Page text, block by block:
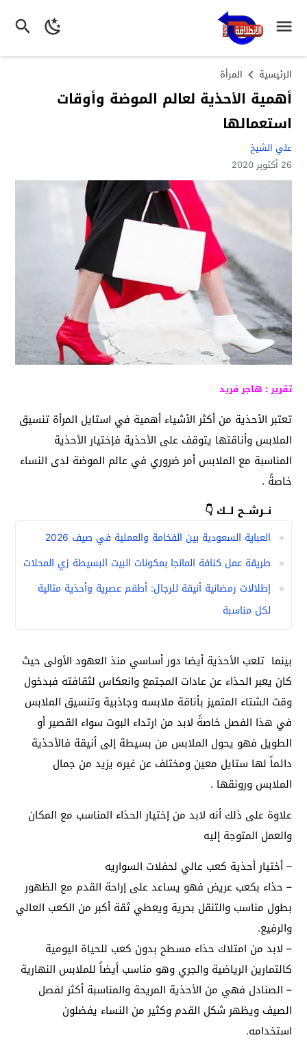
الرئيسية المرأة
أهمية الأحذية لعالم الموضة وأوقات
استعمالها
علي الشيخ
26 أكتوبر 2020
تقرير : هاجر فريد
تعتبر الأحذية من أكثر الأشياء أهمية في استايل المرأة تنسيق
الملابس وأناقتها يتوقف على الأحذية فإختيار الأحذية
المناسبة مع الملابس أمر ضروري في عالم الموضة لدى النساء
خاصةً .
نــرشــح لــك 👇
العباية السعودية بين الفخامة والعملية في صيف 2026
طريقة عمل كنافة المانجا بمكونات البيت البسيطة زي المحلات
إطلالات رمضانية أنيقة للرجال: أطقم عصرية وأحذية مثالية
لكل مناسبة
بينما تلعب الأحذية أيضا دور أساسي منذ العهود الأولى حيث
كان يعبر الحذاء عن عادات المجتمع وانعكاس لثقافته فبدخول
وقت الشتاء المتميز بأناقة ملابسه وجاذبية وتنسيق الملابس
في هذا الفصل خاصةً لابد من ارتداء البوت سواء القصير أو
الطويل فهو يحول الملابس من بسيطة إلى أنيقة فالأحذية
دائماً لها ستايل معين ومختلف عن غيره يزيد من جمال
الملابس ورونقها .
علاوة على ذلك أنه لابد من إختيار الحذاء المناسب مع المكان
والعمل المتوجة إليه
– أختيار أحذية كعب عالي لحفلات السواريه
– حذاء بكعب عريض فهو يساعد على إراحة القدم مع الظهور
بطول مناسب والتنقل بحرية ويعطي ثقة أكبر من الكعب العالي
والرفيع.
– لابد من امتلاك حذاء مسطح بدون كعب للحياة اليومية
كالتمارين الرياضية والجري وهو مناسب أيضاً للملابس النهارية
– الصنادل فهي من الأحذية المريحة والمناسبة أكثر لفصل
الصيف ويظهر شكل القدم وكثير من النساء يفضلون
استخدامه.